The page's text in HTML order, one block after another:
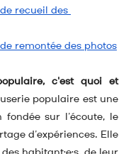
recueil des
remontée des photos
c'est quoi et
populaire est une
sur l’écoute, le
d’expériences. Elle